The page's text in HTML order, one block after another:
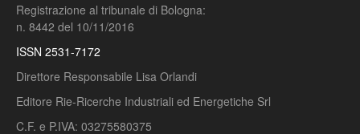
Registrazione al tribunale di Bologna:
n. 8442 del 10/11/2016
ISSN 2531-7172
Direttore Responsabile Lisa Orlandi
Editore Rie-Ricerche Industriali ed Energetiche Srl
C.F. e P.IVA: 03275580375